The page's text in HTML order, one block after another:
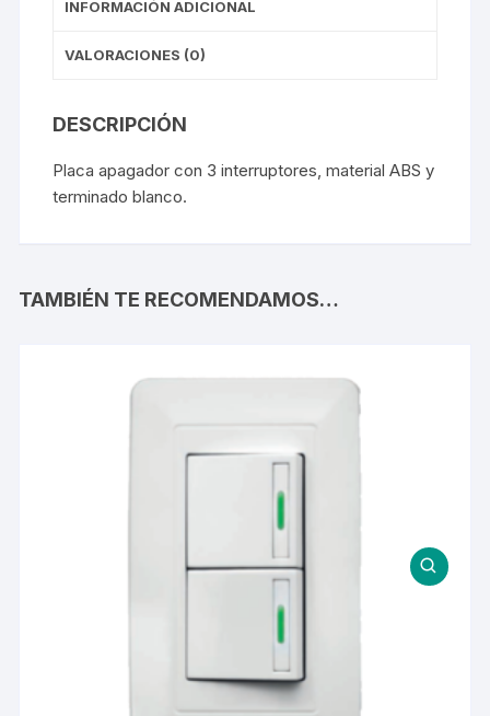
INFORMACIÓN ADICIONAL
VALORACIONES (0)
DESCRIPCIÓN
Placa apagador con 3 interruptores, material ABS y
terminado blanco.
TAMBIÉN TE RECOMENDAMOS…